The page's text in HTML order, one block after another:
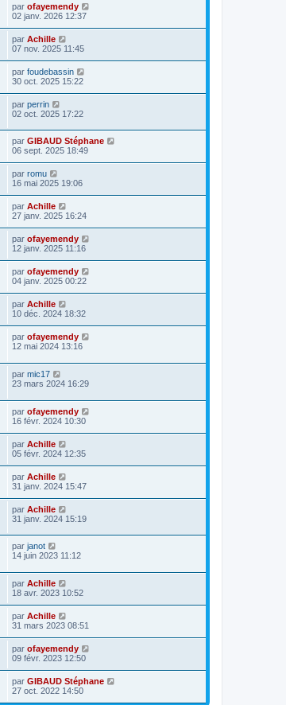
par ofayemendy
02 janv. 2026 12:37
par Achille
07 nov. 2025 11:45
par foudebassin
30 oct. 2025 15:22
par perrin
02 oct. 2025 17:22
par GIBAUD Stéphane
06 sept. 2025 18:49
par romu
16 mai 2025 19:06
par Achille
27 janv. 2025 16:24
par ofayemendy
12 janv. 2025 11:16
par ofayemendy
04 janv. 2025 00:22
par Achille
10 déc. 2024 18:32
par ofayemendy
12 mai 2024 13:16
par mic17
23 mars 2024 16:29
par ofayemendy
16 févr. 2024 10:30
par Achille
05 févr. 2024 12:35
par Achille
31 janv. 2024 15:47
par Achille
31 janv. 2024 15:19
par janot
14 juin 2023 11:12
par Achille
18 avr. 2023 10:52
par Achille
31 mars 2023 08:51
par ofayemendy
09 févr. 2023 12:50
par GIBAUD Stéphane
27 oct. 2022 14:50